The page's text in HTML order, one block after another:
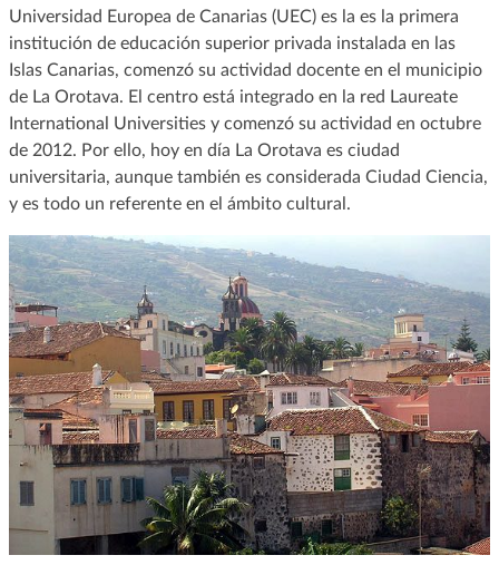
Universidad Europea de Canarias (UEC) es la es la primera
institución de educación superior privada instalada en las
Islas Canarias, comenzó su actividad docente en el municipio
de La Orotava. El centro está integrado en la red Laureate
International Universities y comenzó su actividad en octubre
de 2012. Por ello, hoy en día La Orotava es ciudad
universitaria, aunque también es considerada Ciudad Ciencia,
y es todo un referente en el ámbito cultural.